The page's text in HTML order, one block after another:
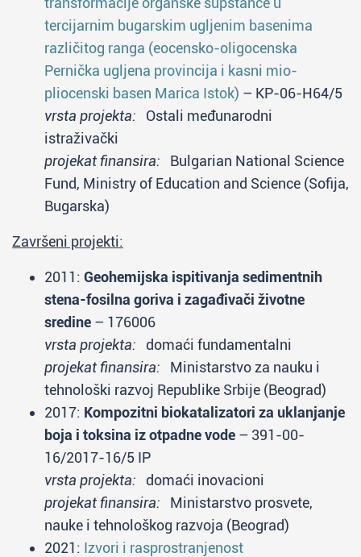
tercijarnim bugarskim ugljenim basenima
različitog ranga (eocensko-oligocenska
Pernička ugljena provincija i kasni mio-
pliocenski basen Marica Istok) – KP-06-H64/5
vrsta projekta: Ostali međunarodni
istraživački
projekat finansira: Bulgarian National Science
Fund, Ministry of Education and Science (Sofija,
Bugarska)
Završeni projekti:
2011: Geohemijska ispitivanja sedimentnih
stena-fosilna goriva i zagađivači životne
sredine – 176006
vrsta projekta: domaći fundamentalni
projekat finansira: Ministarstvo za nauku i
tehnološki razvoj Republike Srbije (Beograd)
2017: Kompozitni biokatalizatori za uklanjanje
boja i toksina iz otpadne vode – 391-00-
16/2017-16/5 IP
vrsta projekta: domaći inovacioni
projekat finansira: Ministarstvo prosvete,
nauke i tehnološkog razvoja (Beograd)
2021: Izvori i rasprostranjenost